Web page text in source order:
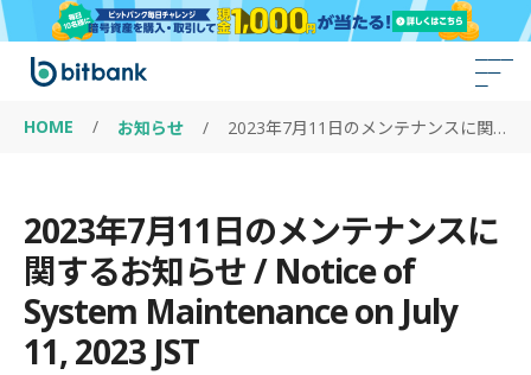
HOME / お知らせ / 2023年7月11日のメンテナンスに関するお知らせ / Notice of System Maintenance on July 11, 2023 JST
2023年7月11日のメンテナンスに
関するお知らせ / Notice of
System Maintenance on July
11, 2023 JST